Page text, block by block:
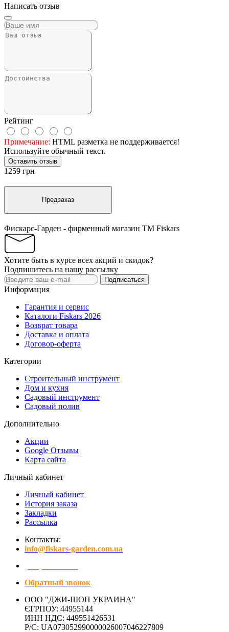
Написать отзыв
Рейтинг
Примечание: HTML разметка не поддерживается!
Используйте обычный текст.
Оставить отзыв
1259 грн
Предзаказ
Фискарс-Гарден - фирменный магазин TM Fiskars
Хотите быть в курсе всех акций и скидок?
Подпишитесь на нашу рассылку
Подписаться
Информация
Гарантия и сервис
Каталоги Fiskars 2026
Возврат товара
Доставка и оплата
Договор-оферта
Категории
Строительный инструмент
Дом и кухня
Садовый инструмент
Садовый полив
Дополнительно
Акции
Google Отзывы
Карта сайта
Личный кабинет
Личный кабинет
История заказа
Закладки
Рассылка
Контакты:
info@fiskars-garden.com.ua
Обратный звонок
ООО "ДЖИ-ШОП УКРАИНА"
ЄГРПОУ: 44955144
ИНН НДС: 449551426531
Р/С: UA073052990000026007046227809